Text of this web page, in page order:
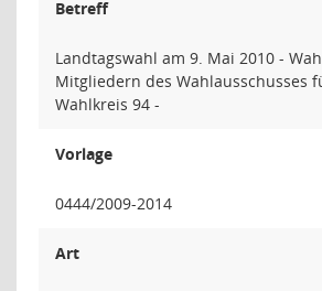
Betreff
Landtagswahl am 9. Mai 2010 -
Mitgliedern des Wahlausschusses
Wahlkreis 94 -
Vorlage
0444/2009-2014
Art